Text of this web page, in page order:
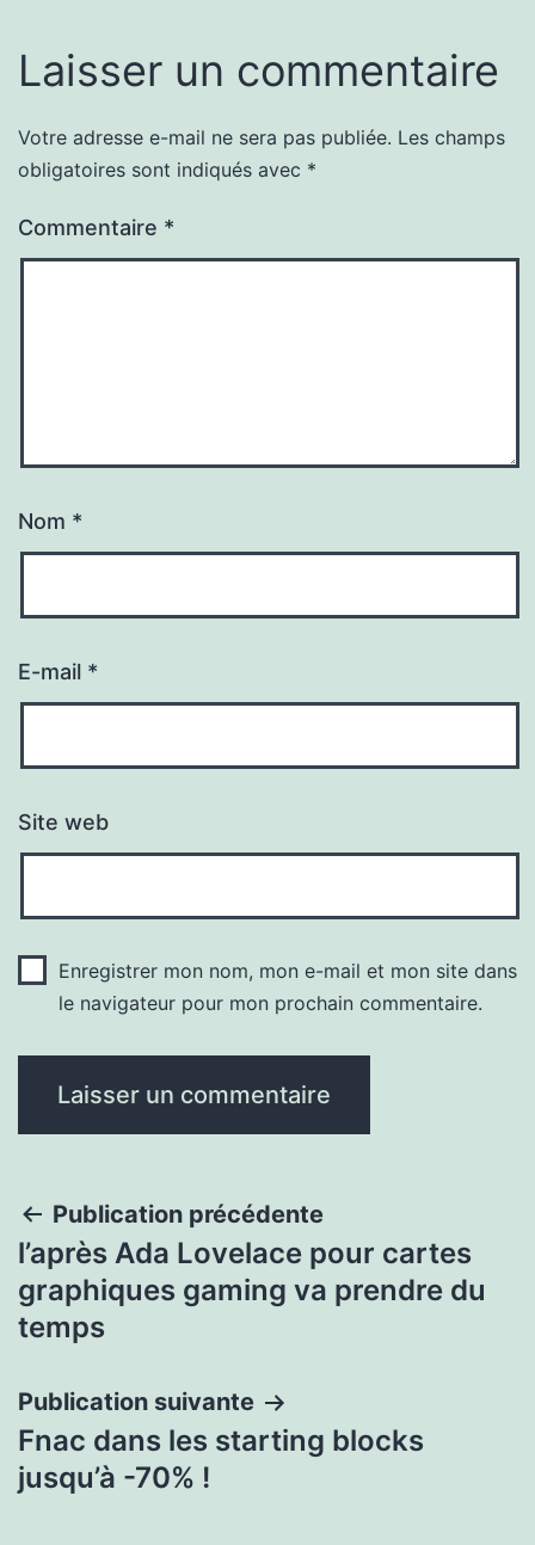
Laisser un commentaire
Votre adresse e-mail ne sera pas publiée. Les champs
obligatoires sont indiqués avec *
Commentaire *
Nom *
E-mail *
Site web
Enregistrer mon nom, mon e-mail et mon site dans
le navigateur pour mon prochain commentaire.
Navigation
de
l’article
Publication précédente
l’après Ada Lovelace pour cartes
graphiques gaming va prendre du
temps
Publication suivante
Fnac dans les starting blocks
jusqu’à -70% !